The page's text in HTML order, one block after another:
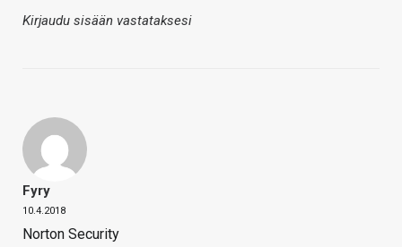
Kirjaudu sisään vastataksesi
Fyry
10.4.2018
Norton Security